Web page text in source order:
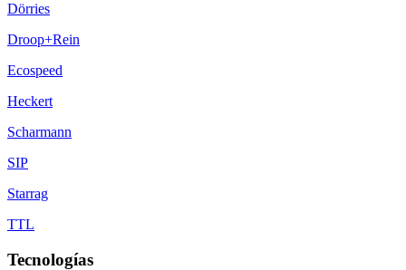
Dörries
Droop+Rein
Ecospeed
Heckert
Scharmann
SIP
Starrag
TTL
Tecnologías